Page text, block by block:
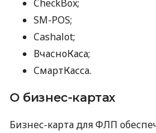
CheckBox;
SM-POS;
Cashalot;
ВчасноКаса;
СмартКасса.
О бизнес-картах
Бизнес-карта для ФЛП